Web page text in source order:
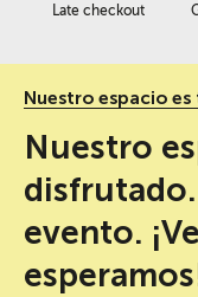
Late checkout
Nuestro espacio
Nuestro
evento.